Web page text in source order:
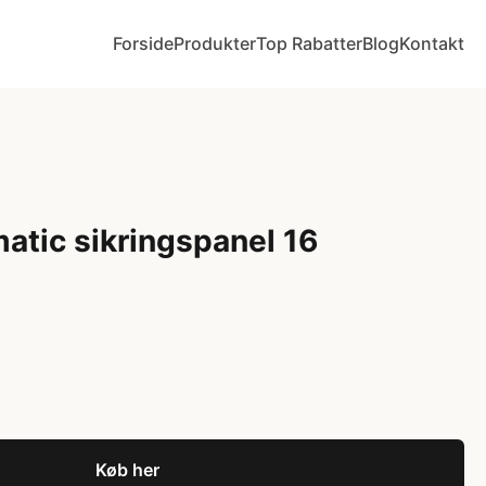
ForsideProdukterTop RabatterBlogKontakt
sikringspanel 16
Køb her